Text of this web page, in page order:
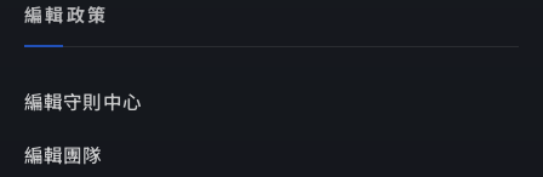
編輯政策
編輯守則中心
編輯團隊